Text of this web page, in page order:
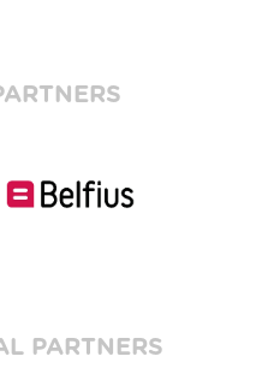
PARTNERS